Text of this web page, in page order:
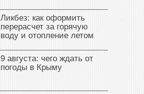
Ликбез: как оформить
перерасчет за горячую
воду и отопление летом
9 августа: чего ждать от
погоды в Крыму